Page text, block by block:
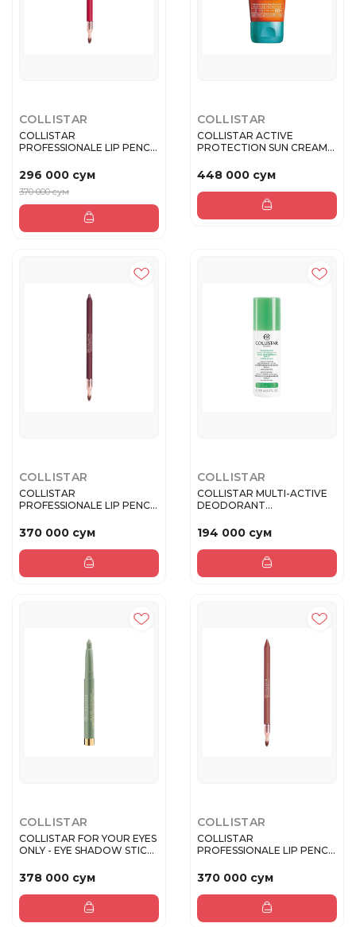
COLLISTAR
COLLISTAR
PROFESSIONALE LIP PENCIL
296 000 сум
370 000 сум
COLLISTAR
COLLISTAR ACTIVE
PROTECTION SUN CREAM
448 000 сум
COLLISTAR
COLLISTAR
PROFESSIONALE LIP PENCIL
370 000 сум
COLLISTAR
COLLISTAR MULTI-ACTIVE
DEODORANT
194 000 сум
COLLISTAR
COLLISTAR FOR YOUR EYES
ONLY - EYE SHADOW STICK
378 000 сум
COLLISTAR
COLLISTAR
PROFESSIONALE LIP PENCIL
370 000 сум